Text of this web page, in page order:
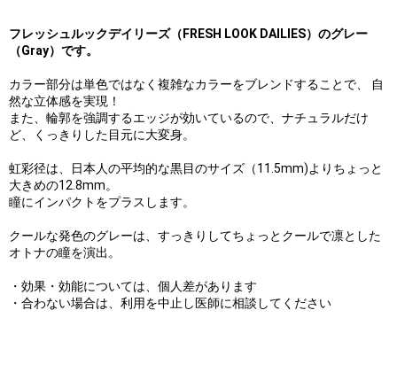
フレッシュルックデイリーズ（FRESH LOOK DAILIES）のグレー
（Gray）です。
カラー部分は単色ではなく複雑なカラーをブレンドすることで、 自
然な立体感を実現！
また、輪郭を強調するエッジが効いているので、ナチュラルだけ
ど、くっきりした目元に大変身。
虹彩径は、日本人の平均的な黒目のサイズ（11.5mm)よりちょっと
大きめの12.8mm。
瞳にインパクトをプラスします。
クールな発色のグレーは、すっきりしてちょっとクールで凛とした
オトナの瞳を演出。
・効果・効能については、個人差があります
・合わない場合は、利用を中止し医師に相談してください